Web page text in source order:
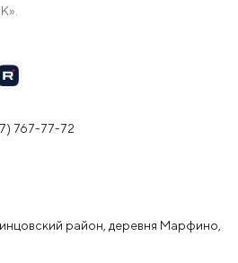
767-77-72
район, деревня Марфино,